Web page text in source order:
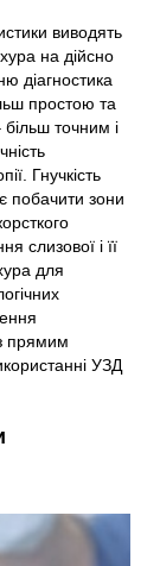
виводять
на дійсно
діагностика
простою та
точним і
Гнучкість
побачити зони
слизової і її
для
прямим
УЗД